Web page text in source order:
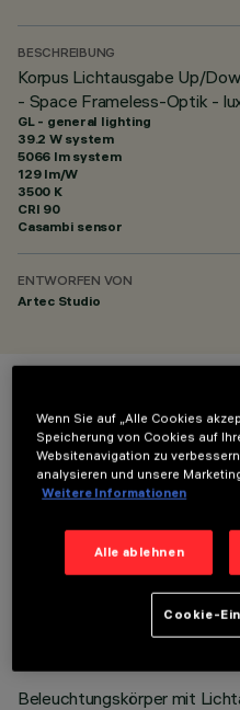
BESCHREIBUNG
Korpus Lichtausgabe Up/
- Space Frameless-Optik -
GL - general lighting
39.2 W system
5066 lm system
129 lm/W
3500 K
CRI 90
Casambi sensor
ENTWORFEN VON
Artec Studio
FARBE
TECHNISCHE
Beleuchtungskörper mit
Wenn Sie auf „Alle Cookies
Speicherung von Cookies auf
Websitenavigation zu
analysieren und unsere
Weitere Informationen
Alle ablehnen
Cookie-